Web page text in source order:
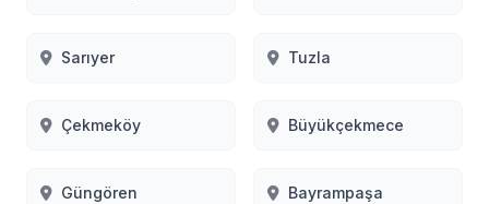
Sarıyer Tuzla
Çekmeköy Büyükçekmece
Güngören Bayrampaşa